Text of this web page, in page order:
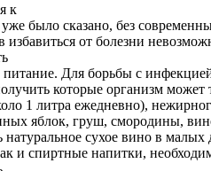
к
было сказано, без
избавиться от болезни
питание. Для борьбы с
которые организм может
1 литра ежедневно),
яблок, груш, смородины,
сухое вино в малых
и спиртные напитки,